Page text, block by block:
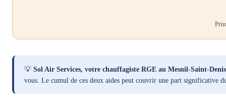
💡 Sol Air Services, votre chauffagiste RGE au Mesnil-Saint-
vous. Le cumul de ces deux aides peut couvrir une part significative